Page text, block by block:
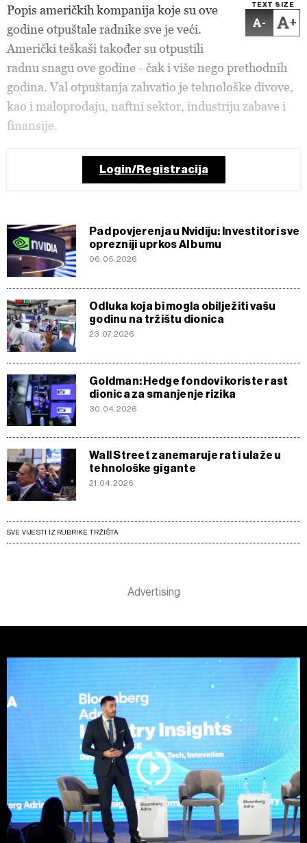
TEXT SIZE
- +
Popis američkih kompanija koje su ove
godine otpuštale radnike sve je veći.
Američki teškaši također su otpustili
radnu snagu ove godine - čak i više nego prethodnih
godina. Val otpuštanja zahvatio je tehnološke divove,
kao i maloprodaju, naftni sektor, industriju zabave i
finansije.
Login/Registracija
Pad povjerenja u Nvidiju: Investitori sve
oprezniji uprkos AI bumu
06.05.2026
Odluka koja bi mogla obilježiti vašu
godinu na tržištu dionica
23.07.2026
Goldman: Hedge fondovi koriste rast
dionica za smanjenje rizika
30.04.2026
Wall Street zanemaruje rat i ulaže u
tehnološke gigante
21.04.2026
SVE VIJESTI IZ RUBRIKE TRŽIŠTA